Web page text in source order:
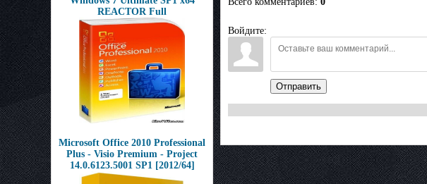
REACTOR Full
Microsoft Office 2010 Professional
Plus - Visio Premium - Project
14.0.6123.5001 SP1 [2012/64]
Войдите:
Отправить